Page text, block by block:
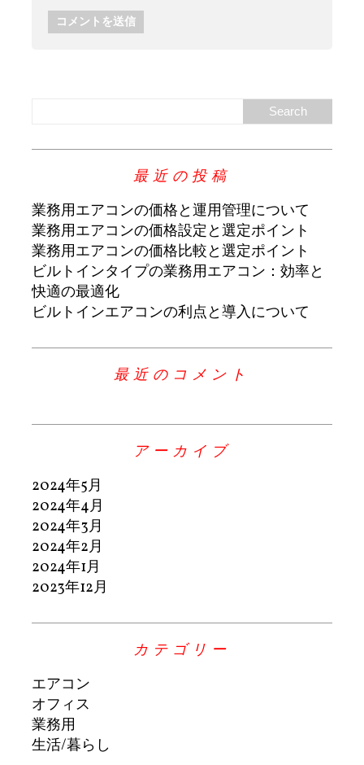
最近の投稿
業務用エアコンの価格と運用管理について
業務用エアコンの価格設定と選定ポイント
業務用エアコンの価格比較と選定ポイント
ビルトインタイプの業務用エアコン：効率と
快適の最適化
ビルトインエアコンの利点と導入について
最近のコメント
アーカイブ
2024年5月
2024年4月
2024年3月
2024年2月
2024年1月
2023年12月
カテゴリー
エアコン
オフィス
業務用
生活/暮らし